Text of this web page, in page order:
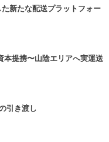
新たな配送プラットフォー
提携〜山陰エリアへ実運送
引き渡し